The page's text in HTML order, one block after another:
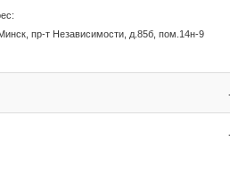
пр-т Независимости, д.85б, пом.14н-9